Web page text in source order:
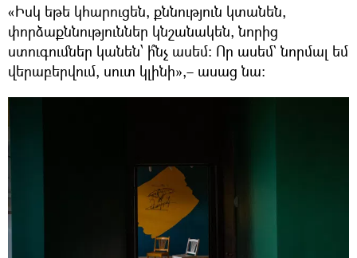
«Իսկ եթե կհարուցեն, քննություն կտանեն,
փորձաքննություններ կնշանակեն, նորից
ստուգումներ կանեն՝ ի՞նչ ասեմ։ Որ ասեմ` նորմալ եմ
վերաբերվում, սուտ կլինի»,– ասաց նա։